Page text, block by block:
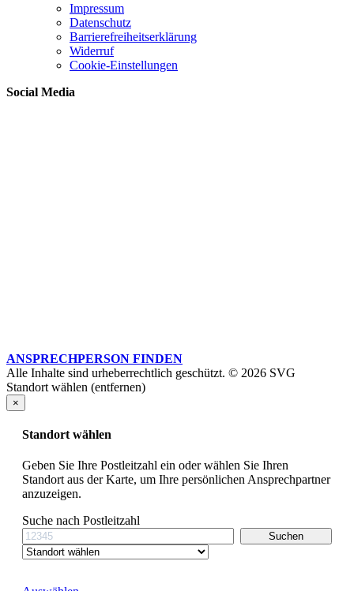
Impressum
Datenschutz
Barrierefreiheitserklärung
Widerruf
Cookie-Einstellungen
Social Media
ANSPRECHPERSON FINDEN
Alle Inhalte sind urheberrechtlich geschützt. © 2026 SVG
Standort wählen (entfernen)
×
Standort wählen
Geben Sie Ihre Postleitzahl ein oder wählen Sie Ihren
Standort aus der Karte, um Ihre persönlichen Ansprechpartner
anzuzeigen.
Suche nach Postleitzahl